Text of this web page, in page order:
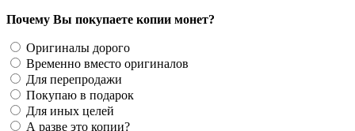
Почему Вы покупаете копии монет?
Оригиналы дорого
Временно вместо оригиналов
Для перепродажи
Покупаю в подарок
Для иных целей
А разве это копии?